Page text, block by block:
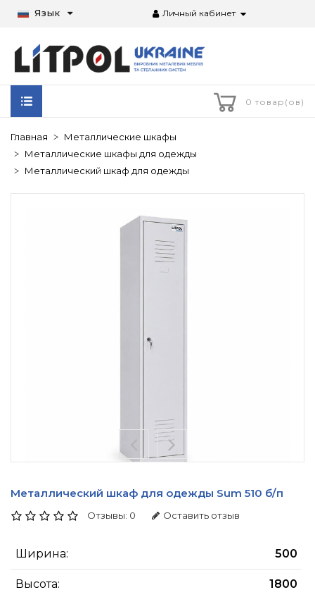
Язык Личный кабинет
0 товар(ов)
Главная
Металлические шкафы
Металлические шкафы для одежды
Металлический шкаф для одежды
Металлический шкаф для одежды Sum 510 б/п
Отзывы: 0 Оставить отзыв
Ширина: 500
Высота: 1800